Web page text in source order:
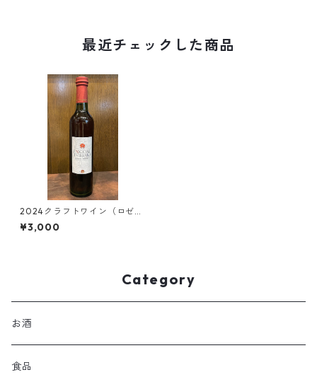
最近チェックした商品
2024クラフトワイン（ロゼ）
500ml
¥3,000
Category
お酒
食品